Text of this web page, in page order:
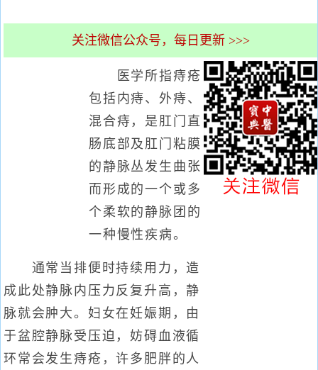
关注微信公众号，每日更新 >>>
医学所指痔疮
包括内痔、外痔、
混合痔，是肛门直
肠底部及肛门粘膜
的静脉丛发生曲张
而形成的一个或多
个柔软的静脉团的
一种慢性疾病。
通常当排便时持续用力，造
成此处静脉内压力反复升高，静
脉就会肿大。妇女在妊娠期，由
于盆腔静脉受压迫，妨碍血液循
环常会发生痔疮，许多肥胖的人